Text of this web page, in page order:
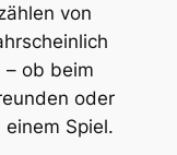
von
– ob beim
oder
Spiel.